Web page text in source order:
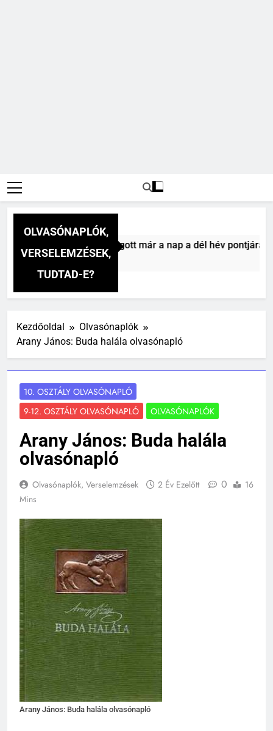
OLVASÓNAPLÓK,
VERSELEMZÉSEK,
TUDTAD-E?
A dél (Felhágott már a nap a dél hév pontjára, 1794)
Kezdőoldal
Olvasónaplók
Arany János: Buda halála olvasónapló
10. OSZTÁLY OLVASÓNAPLÓ
9-12. OSZTÁLY OLVASÓNAPLÓ
OLVASÓNAPLÓK
Arany János: Buda halála
olvasónapló
Olvasónaplók, Verselemzések 2 Év Ezelőtt 0
16
Mins
Arany János: Buda halála olvasónapló